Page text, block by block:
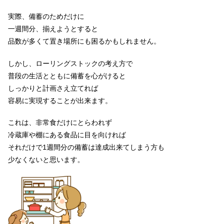
実際、備蓄のためだけに
一週間分、揃えようとすると
品数が多くて置き場所にも困るかもしれません。
しかし、ローリングストックの考え方で
普段の生活とともに備蓄を心がけると
しっかりと計画さえ立てれば
容易に実現することが出来ます。
これは、非常食だけにとらわれず
冷蔵庫や棚にある食品に目を向ければ
それだけで1週間分の備蓄は達成出来てしまう方も
少なくないと思います。